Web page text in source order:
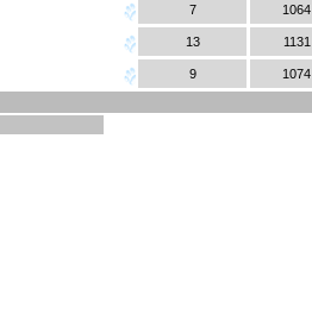
7 1064
13 1131
9 1074